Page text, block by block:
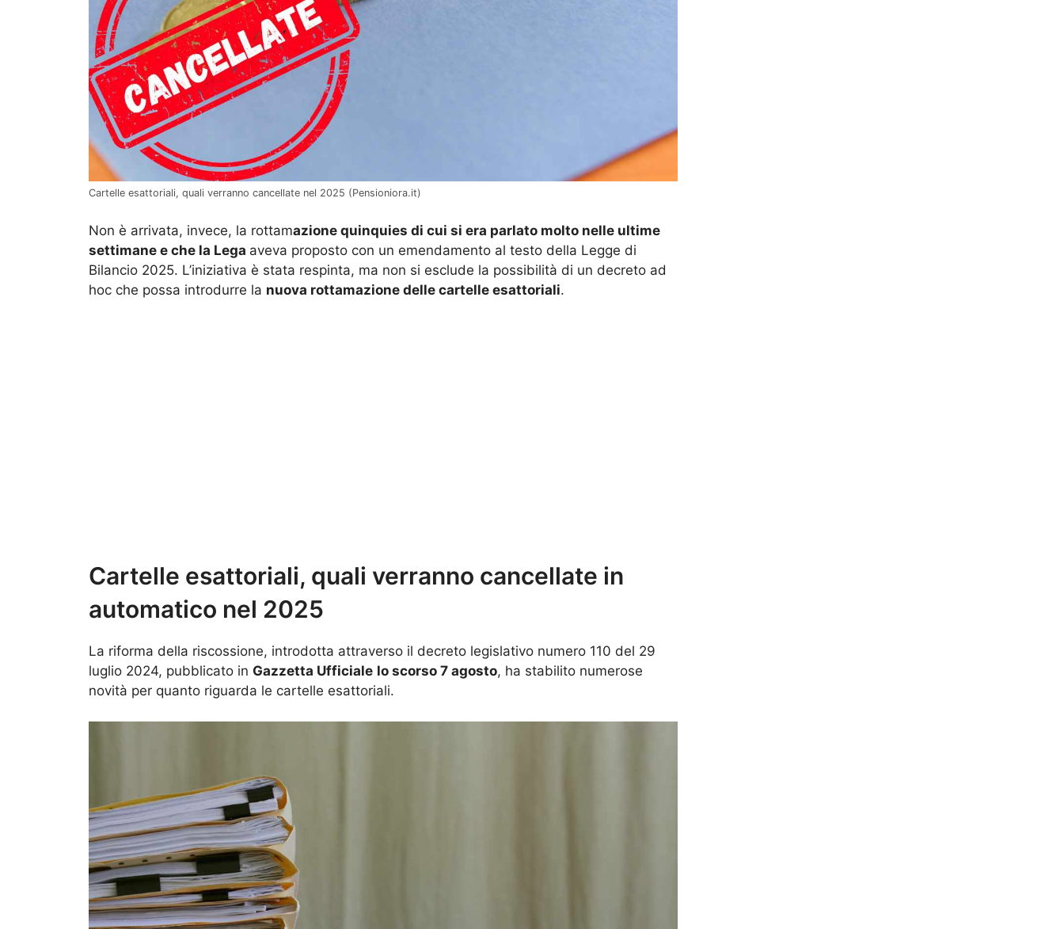
Cartelle esattoriali, quali verranno cancellate nel 2025 (Pensioniora.it)
Non è arrivata, invece, la rottamazione quinquies di cui si era parlato molto nelle ultime
settimane e che la Lega aveva proposto con un emendamento al testo della Legge di
Bilancio 2025. L’iniziativa è stata respinta, ma non si esclude la possibilità di un decreto ad
hoc che possa introdurre la nuova rottamazione delle cartelle esattoriali.
Cartelle esattoriali, quali verranno cancellate in
automatico nel 2025
La riforma della riscossione, introdotta attraverso il decreto legislativo numero 110 del 29
luglio 2024, pubblicato in Gazzetta Ufficiale lo scorso 7 agosto, ha stabilito numerose
novità per quanto riguarda le cartelle esattoriali.